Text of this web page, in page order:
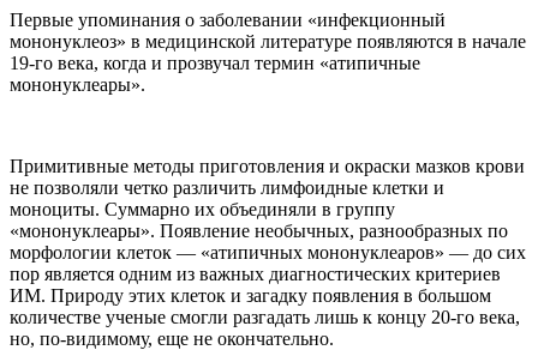
Первые упоминания о заболевании «инфекционный
мононуклеоз» в медицинской литературе появляются в начале
19-го века, когда и прозвучал термин «атипичные
мононуклеары».
Примитивные методы приготовления и окраски мазков крови
не позволяли четко различить лимфоидные клетки и
моноциты. Суммарно их объединяли в группу
«мононуклеары». Появление необычных, разнообразных по
морфологии клеток — «атипичных мононуклеаров» — до сих
пор является одним из важных диагностических критериев
ИМ. Природу этих клеток и загадку появления в большом
количестве ученые смогли разгадать лишь к концу 20-го века,
но, по-видимому, еще не окончательно.